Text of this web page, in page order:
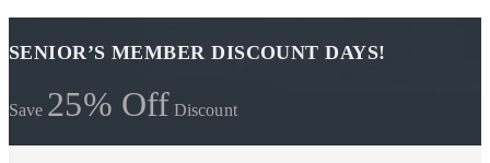
SENIOR’S MEMBER DISCOUNT DAYS!
Save 25% Off Discount